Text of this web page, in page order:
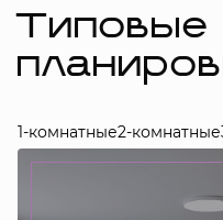
Типовые
1-комнатные2-комнатные